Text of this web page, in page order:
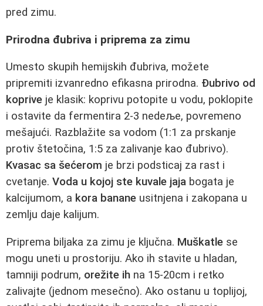
pred zimu.
Prirodna đubriva i priprema za zimu
Umesto skupih hemijskih đubriva, možete
pripremiti izvanredno efikasna prirodna. Đubrivo od
koprive je klasik: koprivu potopite u vodu, poklopite
i ostavite da fermentira 2-3 nedeље, povremeno
mešajući. Razblažite sa vodom (1:1 za prskanje
protiv štetočina, 1:5 za zalivanje kao đubrivo).
Kvasac sa šećerom je brzi podsticaj za rast i
cvetanje. Voda u kojoj ste kuvale jaja bogata je
kalcijumom, a kora banane usitnjena i zakopana u
zemlju daje kalijum.
Priprema biljaka za zimu je ključna. Muškatle se
mogu uneti u prostoriju. Ako ih stavite u hladan,
tamniji podrum, orežite ih na 15-20cm i retko
zalivajte (jednom mesečno). Ako ostanu u toplijoj,